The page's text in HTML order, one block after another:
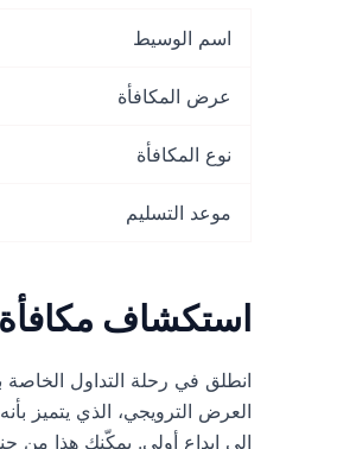
اسم الوسيط
عرض المكافأة
نوع المكافأة
موعد التسليم
استكشاف مكافأة
العرض الترويجي، الذي يتميز
إلى إيداع أولي. يمكّنك هذا من